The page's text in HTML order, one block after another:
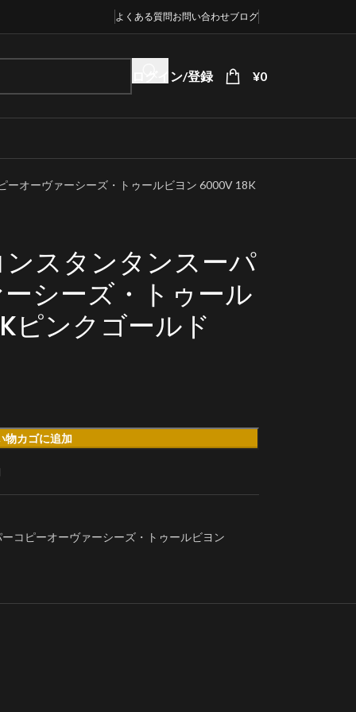
よくある質問お問い合わせブログ
ログイン/登録 ¥0
ーオーヴァーシーズ・トゥールビヨン 6000V 18K
スタンタンスーパ
シーズ・トゥール
ピンクゴールド
物カゴに追加
コピーオーヴァーシーズ・トゥールビヨン